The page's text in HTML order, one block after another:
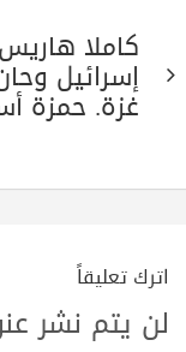
المقالاتكاملا
إسرائيل
غزة. حمزة
اترك تعليقاً
لن يتم نشر